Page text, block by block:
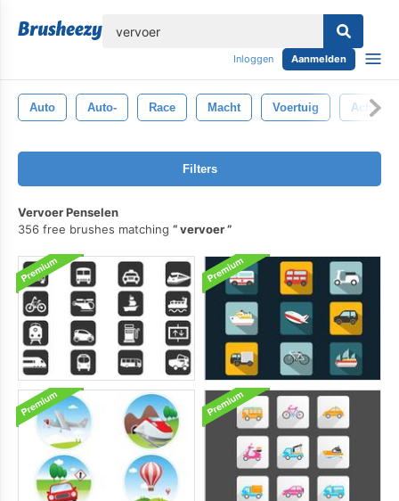
Inloggen Aanmelden
Auto Auto- Race Macht Voertuig
Filters
Vervoer Penselen
356 free brushes matching
vervoer